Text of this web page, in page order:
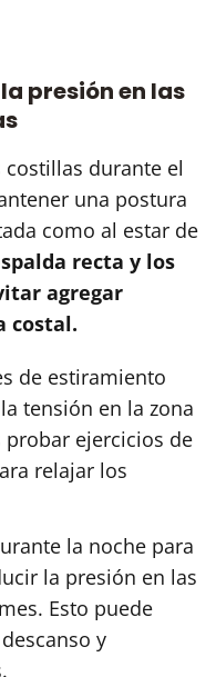
presión en las
durante el
una postura
como al estar de
recta y los
agregar
costal.
de estiramiento
tensión en la zona
probar ejercicios de
relajar los
la noche para
la presión en las
Esto puede
y